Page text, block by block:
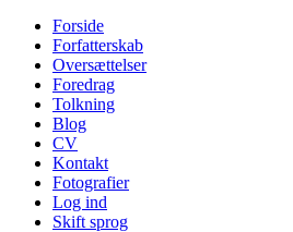
Forside
Forfatterskab
Oversættelser
Foredrag
Tolkning
Blog
CV
Kontakt
Fotografier
Log ind
Skift sprog